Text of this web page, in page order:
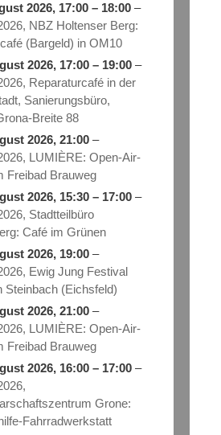
2026, 17:00 – 18:00 –
NBZ Holtenser Berg:
(Bargeld) in OM10
2026, 17:00 – 19:00 –
Reparaturcafé in der
Sanierungsbüro,
Breite 88
2026, 21:00 –
LUMIÈRE: Open-Air-
Freibad Brauweg
2026, 15:30 – 17:00 –
Stadtteilbüro
Café im Grünen
2026, 19:00 –
Ewig Jung Festival
Steinbach (Eichsfeld)
2026, 21:00 –
LUMIÈRE: Open-Air-
Freibad Brauweg
2026, 16:00 – 17:00 –
Grone:
Fahrradwerkstatt